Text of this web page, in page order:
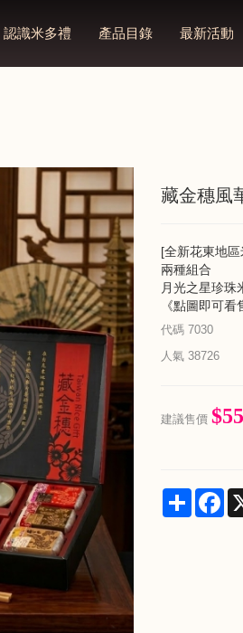
認識米多禮 產品目錄 最新活動
藏金穗風
[全新花東地
兩種組合
月光之星珍珠
《點圖即可看
代碼 7030
人氣 38726
建議售價
Share